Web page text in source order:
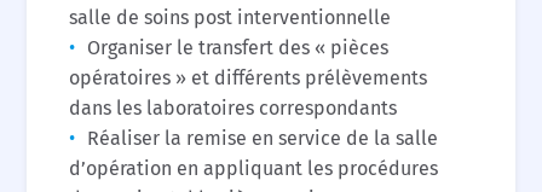
salle de soins post interventionnelle
Organiser le transfert des « pièces
opératoires » et différents prélèvements
dans les laboratoires correspondants
Réaliser la remise en service de la salle
d’opération en appliquant les procédures